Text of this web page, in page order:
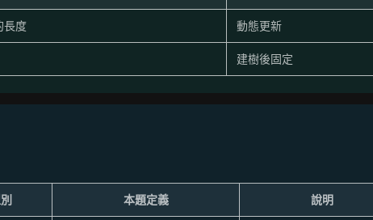
長度 動態更新
建樹後固定
本題定義 說明